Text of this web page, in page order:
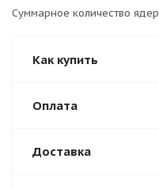
Суммарное количество ядер
Как купить
Оплата
Доставка